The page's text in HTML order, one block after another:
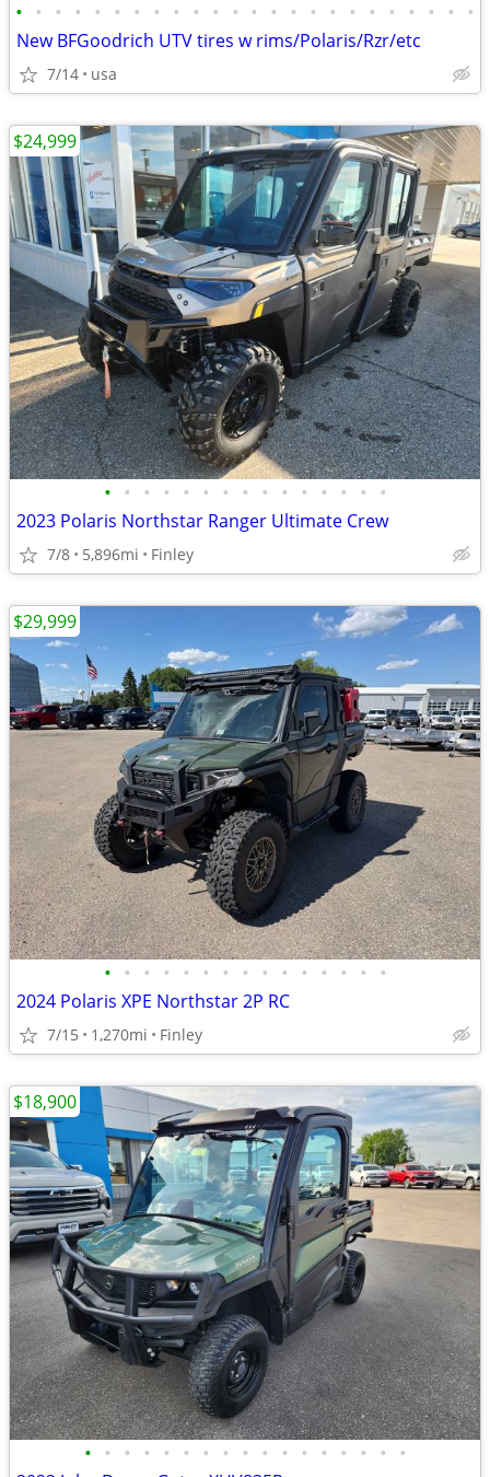
• • • • • • • • • • • • • • • • • • • • • • • •
New BFGoodrich UTV tires w rims/Polaris/Rzr/etc
7/14 usa
• • • • • • • • • • • • • • •
2023 Polaris Northstar Ranger Ultimate Crew
7/8 5,896mi Finley
$24,999
• • • • • • • • • • • • • • •
2024 Polaris XPE Northstar 2P RC
7/15 1,270mi Finley
$29,999
• • • • • • • • • • • • • • • • •
$18,900